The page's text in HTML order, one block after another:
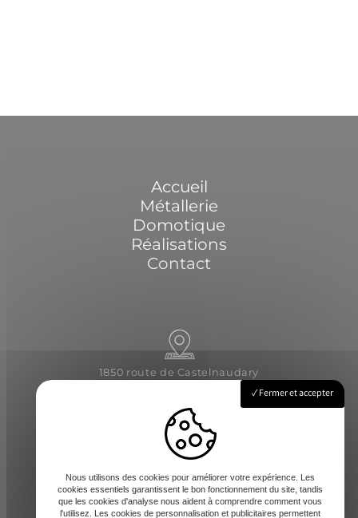
Accueil
Métallerie
Domotique
Réalisations
Contact
1850 route de Castelnaudary
Fermer et accepter
Nous utilisons des cookies pour améliorer votre expérience. Les
cookies essentiels garantissent le bon fonctionnement du site, tandis
que les cookies d'analyse nous aident à comprendre comment vous
l'utilisez. Les cookies de personnalisation et publicitaires permettent